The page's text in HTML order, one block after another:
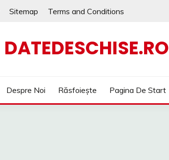
Sitemap Terms and Conditions
DATEDESCHISE.RO
Despre Noi Răsfoiește Pagina De Start